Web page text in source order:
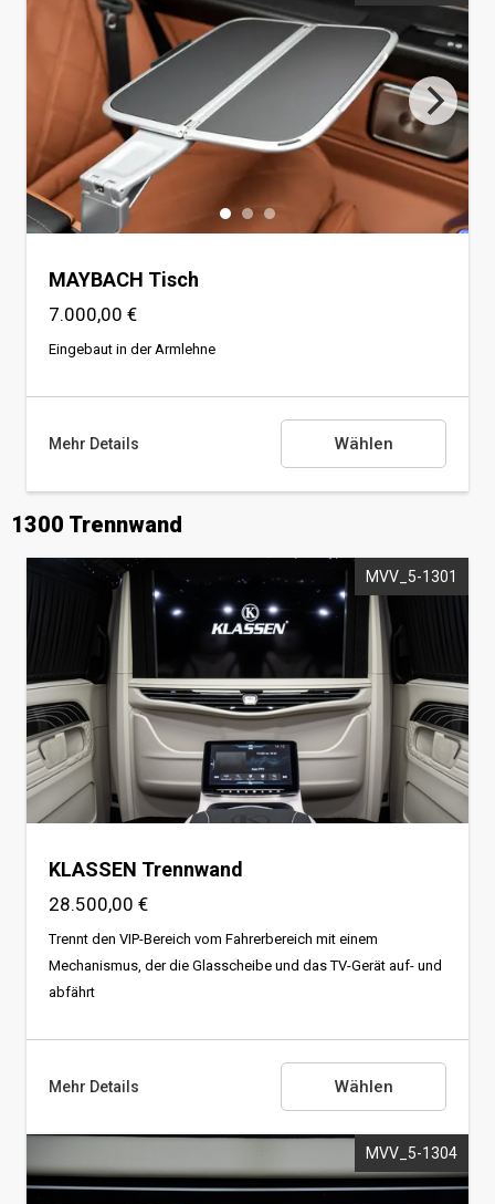
Verschiedene Anschlüsse
Steckdose 220V
USB-Anschluss (Daten)
USB-Anschluss (Laden)
Hauptschalter
HDMI
MAYBACH Tisch
7.000,00 €
Eingebaut in der Armlehne
MAYBACH Tisch
Eingebaut in der Armlehne
Mehr Details Wählen
1300 Trennwand
MVV_5-1301
KLASSEN Trennwand
28.500,00 €
Trennt den VIP-Bereich vom Fahrerbereich mit einem
Mechanismus, der die Glasscheibe und das TV-Gerät auf- und
abfährt
KLASSEN Trennwand
Mehr Details Wählen
MVV_5-1304